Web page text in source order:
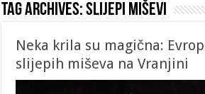
Tag Archives:slijepi miševi
Neka krila su magična:
slijepih miševa na Vranjini